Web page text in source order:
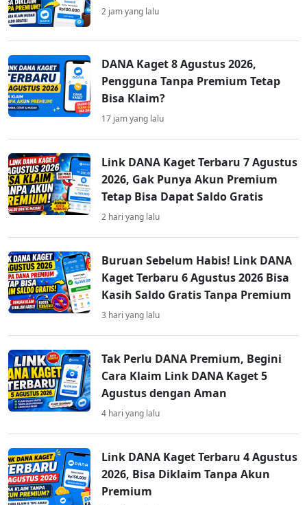
2 jam yang lalu
DANA Kaget 8 Agustus 2026,
Pengguna Tanpa Premium Tetap
Bisa Klaim?
17 jam yang lalu
Link DANA Kaget Terbaru 7 Agustus
2026, Gak Punya Akun Premium
Tetap Bisa Dapat Saldo Gratis
2 hari yang lalu
Buruan Sebelum Habis! Link DANA
Kaget Terbaru 6 Agustus 2026 Bisa
Kasih Saldo Gratis Tanpa Premium
3 hari yang lalu
Tak Perlu DANA Premium, Begini
Cara Klaim Link DANA Kaget 5
Agustus dengan Aman
4 hari yang lalu
Link DANA Kaget Terbaru 4 Agustus
2026, Bisa Diklaim Tanpa Akun
Premium